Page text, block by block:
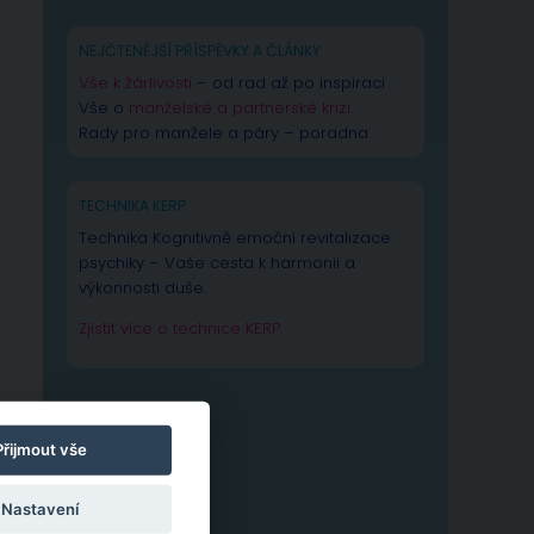
NEJČTENĚJŠÍ PŘÍSPĚVKY A ČLÁNKY
Vše k žárlivosti – od rad až po inspiraci
Vše o manželské a partnerské krizi
Rady pro manžele a páry – poradna
TECHNIKA KERP
Technika Kognitivně emoční revitalizace
psychiky – Vaše cesta k harmonii a
výkonnosti duše.
Zjistit více o technice KERP
vše
Nastavení